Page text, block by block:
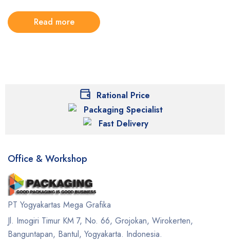
Read more
Rational Price
Packaging Specialist
Fast Delivery
Office & Workshop
PT Yogyakartas Mega Grafika
Jl. Imogiri Timur KM 7, No. 66, Grojokan, Wirokerten,
Banguntapan, Bantul, Yogyakarta. Indonesia.